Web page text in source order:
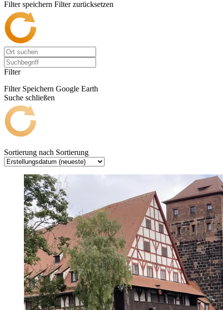
Filter speichern Filter zurücksetzen
Filter
Filter Speichern Google Earth
Suche schließen
Sortierung nach Sortierung